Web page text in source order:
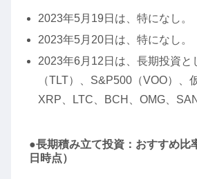
2023年5月19日は、特になし。
2023年5月20日は、特になし。
2023年6月12日は、長期投資と
（TLT）、S&P500（VOO）、
XRP、LTC、BCH、OMG、
●長期積み立て投資：おすすめ比
日時点）